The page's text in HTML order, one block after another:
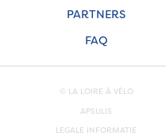
PARTNERS
FAQ
© LA LOIRE À VÉLO
APSULIS
LEGALE INFORMATIE